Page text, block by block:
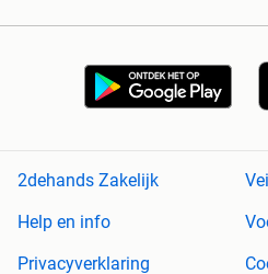
2dehands Zakelijk
Help en info
Privacyverklaring